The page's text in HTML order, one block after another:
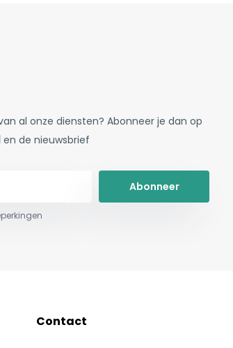
al onze diensten? Abonneer je dan op
en de nieuwsbrief
Abonneer
Contact